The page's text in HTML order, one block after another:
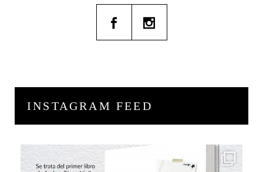
INSTAGRAM FEED